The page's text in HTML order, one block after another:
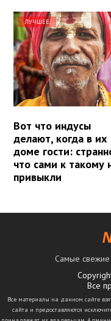
ЛУЧШЕЕ
Вот что индусы
делают, когда в их
доме гости:
что сами к такому
привыкли
Самые свежие
Все
Все материалы на данном сайте
сайта и предоставляются